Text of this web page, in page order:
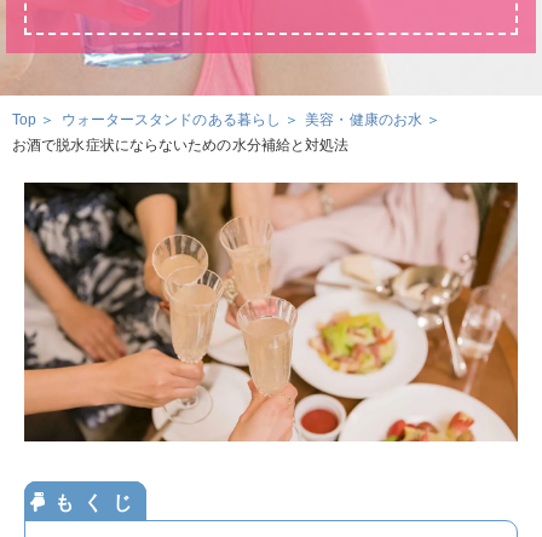
ウォータースタンドのある暮らし トップ
ウォータースタンド活用術
環境とお水
お水の知識
美容・健康のお水
妊娠・育児のお水
資料請求・お問合せ
お申込み
0120-032
おみず
-114
いいよ
サービスエリア
Top ウォータースタンドのある暮らし
美容・健康のお水
お酒で脱水症状にならないための水分補給と対処法